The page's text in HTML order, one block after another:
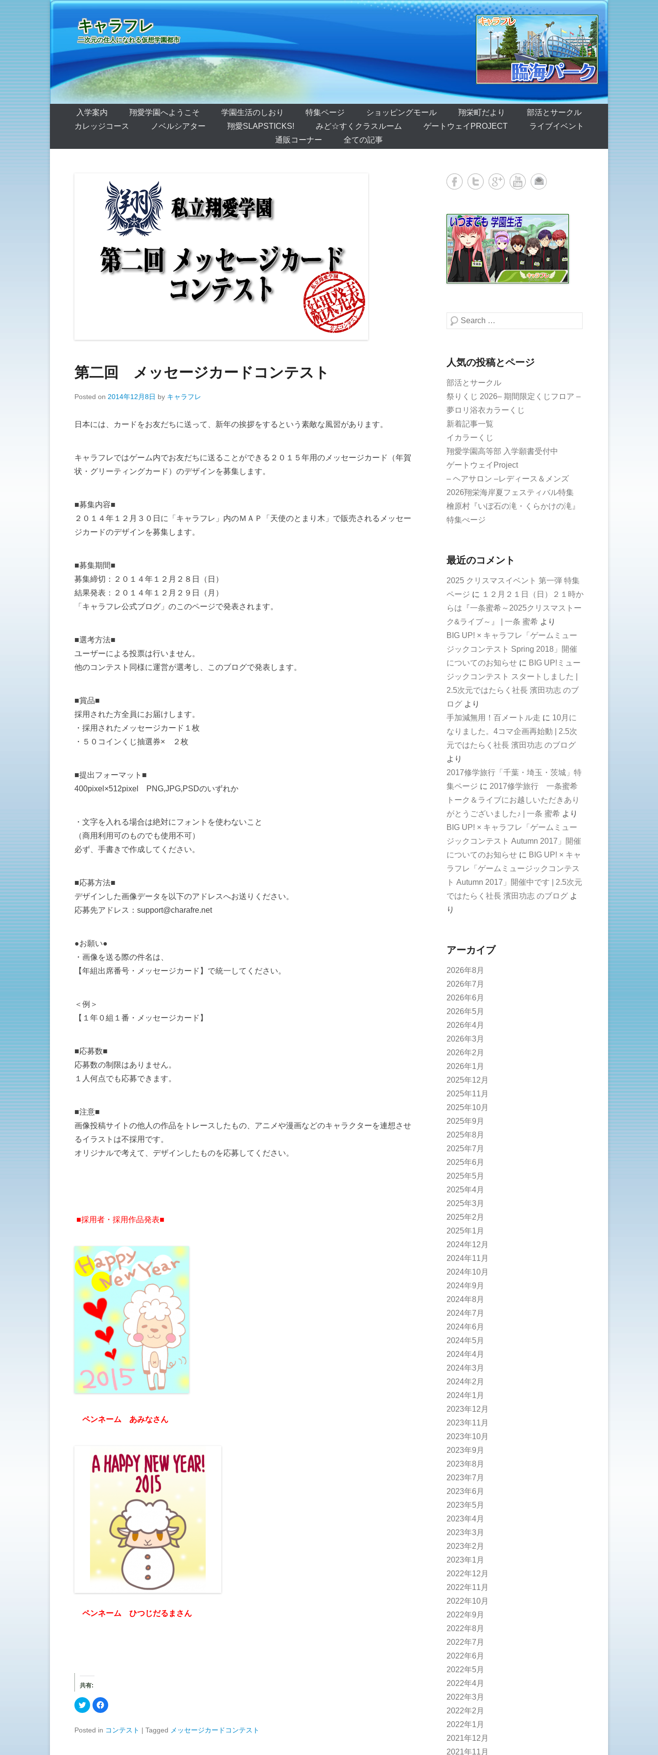
キャラフレ
二次元の住人になれる仮想学園都市
第1メニュー
コンテンツへ移動
入学案内 翔愛学園へようこそ 学園生活のしおり 特集ページ ショッピングモール 翔栄町だより
部活とサークル
カレッジコース
ノベルシアター 翔愛SLAPSTICKS! みど☆すくクラスルーム ゲートウェイPROJECT
ライブイベント
通販コーナー
全ての記事
第二回 メッセージカードコンテスト
Posted on 2014年12月8日 by キャラフレ
日本には、カードをお友だちに送って、新年の挨拶をするという素敵な風習があります。
キャラフレではゲーム内でお友だちに送ることができる２０１５年用のメッセージカード（年賀
状・グリーティングカード）のデザインを募集します。
■募集内容■
２０１４年１２月３０日に「キャラフレ」内のＭＡＰ「天使のとまり木」で販売されるメッセー
ジカードのデザインを募集します。
■募集期間■
募集締切：２０１４年１２月２８日（日）
結果発表：２０１４年１２月２９日（月）
「キャラフレ公式ブログ」のこのページで発表されます。
■選考方法■
ユーザーによる投票は行いません。
他のコンテスト同様に運営が選考し、このブログで発表します。
■賞品■
採用された方全員にお届けします。
・採用されたメッセージカード１枚
・５０コインくじ抽選券× ２枚
■提出フォーマット■
400pixel×512pixel PNG,JPG,PSDのいずれか
・文字を入れる場合は絶対にフォントを使わないこと
（商用利用可のものでも使用不可）
必ず、手書きで作成してください。
■応募方法■
デザインした画像データを以下のアドレスへお送りください。
応募先アドレス：support@charafre.net
●お願い●
・画像を送る際の件名は、
【年組出席番号・メッセージカード】で統一してください。
＜例＞
【１年０組１番・メッセージカード】
■応募数■
応募数の制限はありません。
１人何点でも応募できます。
■注意■
画像投稿サイトの他人の作品をトレースしたもの、アニメや漫画などのキャラクターを連想させ
るイラストは不採用です。
オリジナルで考えて、デザインしたものを応募してください。
■採用者・採用作品発表■
ペンネーム あみなさん
ペンネーム ひつじだるまさん
共有:
ク
リ
し
て
F
a
b
o
Posted in コンテスト | Tagged メッセージカードコンテスト
検索する
人気の投稿とページ
部活とサークル
祭りくじ 2026– 期間限定くじフロア –
夢ロリ浴衣カラーくじ
新着記事一覧
イカラーくじ
翔愛学園高等部 入学願書受付中
ゲートウェイProject
– ヘアサロン –レディース＆メンズ
2026翔栄海岸夏フェスティバル特集
檜原村『いぼ石の滝・くらかけの滝』
特集ぺージ
最近のコメント
2025 クリスマスイベント 第一弾 特集
ページ に １２月２１日（日）２１時か
らは『一条蜜希～2025クリスマストー
ク&ライブ～』 | 一条 蜜希 より
BIG UP! × キャラフレ「ゲームミュー
ジックコンテスト Spring 2018」開催
についてのお知らせ に BIG UP!ミュー
ジックコンテスト スタートしました |
2.5次元ではたらく社長 濱田功志 のブ
ログ より
手加減無用！百メートル走 に 10月に
なりました。4コマ企画再始動 | 2.5次
元ではたらく社長 濱田功志 のブログ
より
2017修学旅行「千葉・埼玉・茨城」特
集ページ に 2017修学旅行 一条蜜希
トーク＆ライブにお越しいただきあり
がとうございました♪ | 一条 蜜希 より
BIG UP! × キャラフレ「ゲームミュー
ジックコンテスト Autumn 2017」開催
についてのお知らせ に BIG UP! × キャ
ラフレ「ゲームミュージックコンテス
ト Autumn 2017」開催中です | 2.5次元
ではたらく社長 濱田功志 のブログ よ
り
アーカイブ
2026年8月
2026年7月
2026年6月
2026年5月
2026年4月
2026年3月
2026年2月
2026年1月
2025年12月
2025年11月
2025年10月
2025年9月
2025年8月
2025年7月
2025年6月
2025年5月
2025年4月
2025年3月
2025年2月
2025年1月
2024年12月
2024年11月
2024年10月
2024年9月
2024年8月
2024年7月
2024年6月
2024年5月
2024年4月
2024年3月
2024年2月
2024年1月
2023年12月
2023年11月
2023年10月
2023年9月
2023年8月
2023年7月
2023年6月
2023年5月
2023年4月
2023年3月
2023年2月
2023年1月
2022年12月
2022年11月
2022年10月
2022年9月
2022年8月
2022年7月
2022年6月
2022年5月
2022年4月
2022年3月
2022年2月
2022年1月
2021年12月
2021年11月